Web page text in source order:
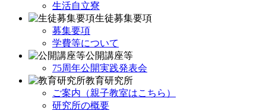
生活自立寮
生徒募集要項
募集要項
学費等について
公開講座等
75周年公開実践発表会
教育研究所
ご案内（親子教室はこちら）
研究所の概要